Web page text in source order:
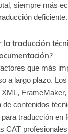
siempre más
deficiente.
la traducción
que más
a largo plazo.
de contenidos
traducción en
CAT